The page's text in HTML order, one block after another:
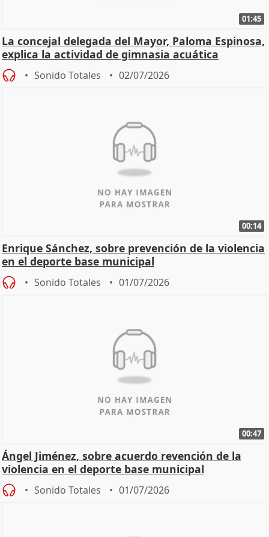
01:45
La concejal delegada del Mayor, Paloma Espinosa,
explica la actividad de gimnasia acuática
Sonido Totales 02/07/2026
00:14
Enrique Sánchez, sobre prevención de la violencia
en el deporte base municipal
Sonido Totales 01/07/2026
00:47
Ángel Jiménez, sobre acuerdo revención de la
violencia en el deporte base municipal
Sonido Totales 01/07/2026